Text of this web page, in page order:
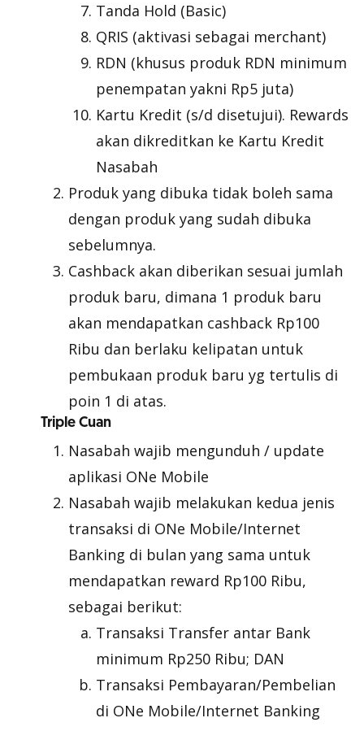
Tanda Hold (Basic)
QRIS (aktivasi sebagai merchant)
RDN (khusus produk RDN minimum
penempatan yakni Rp5 juta)
Kartu Kredit (s/d disetujui). Rewards
akan dikreditkan ke Kartu Kredit
Nasabah
Produk yang dibuka tidak boleh sama
dengan produk yang sudah dibuka
sebelumnya.
Cashback akan diberikan sesuai jumlah
produk baru, dimana 1 produk baru
akan mendapatkan cashback Rp100
Ribu dan berlaku kelipatan untuk
pembukaan produk baru yg tertulis di
poin 1 di atas.
Triple Cuan
Nasabah wajib mengunduh / update
aplikasi ONe Mobile
Nasabah wajib melakukan kedua jenis
transaksi di ONe Mobile/Internet
Banking di bulan yang sama untuk
mendapatkan reward Rp100 Ribu,
sebagai berikut:
Transaksi Transfer antar Bank
minimum Rp250 Ribu; DAN
Transaksi Pembayaran/Pembelian
di ONe Mobile/Internet Banking